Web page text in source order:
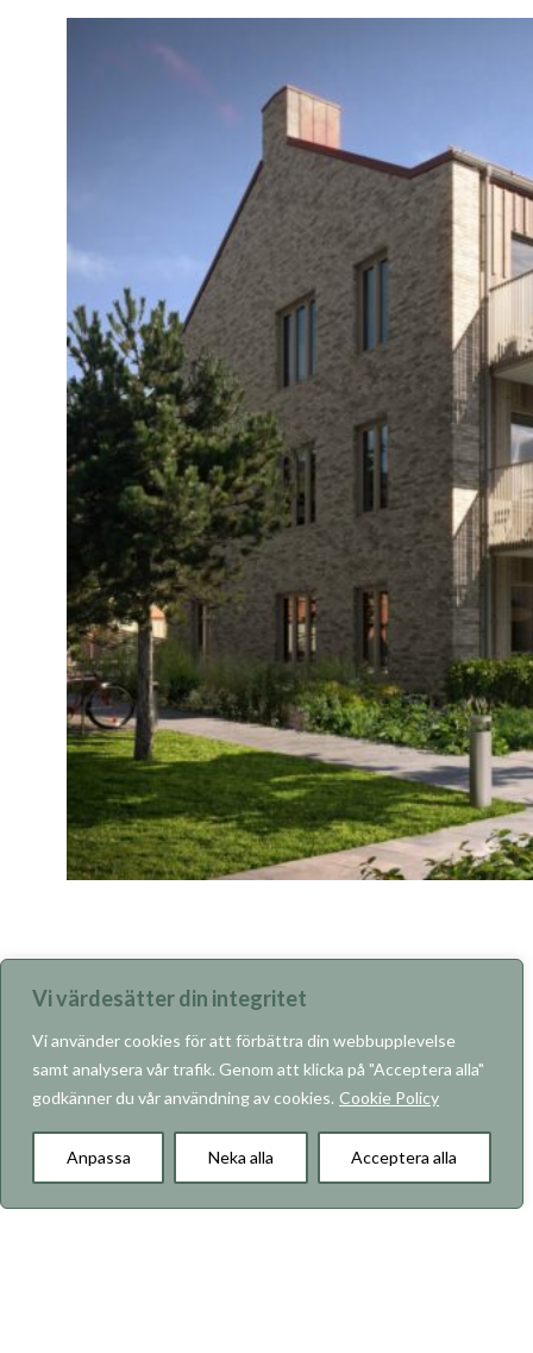
Vi värdesätter din integritet
Vi använder cookies för att förbättra din webbupplevelse
samt analysera vår trafik. Genom att klicka på "Acceptera alla"
godkänner du vår användning av cookies. Cookie Policy
Anpassa Neka alla Acceptera alla